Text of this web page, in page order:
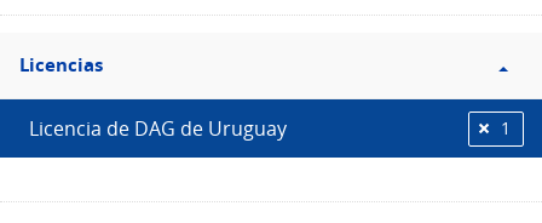
Filtro
Licencias
Licencias
Licencia de DAG de Uruguay 1